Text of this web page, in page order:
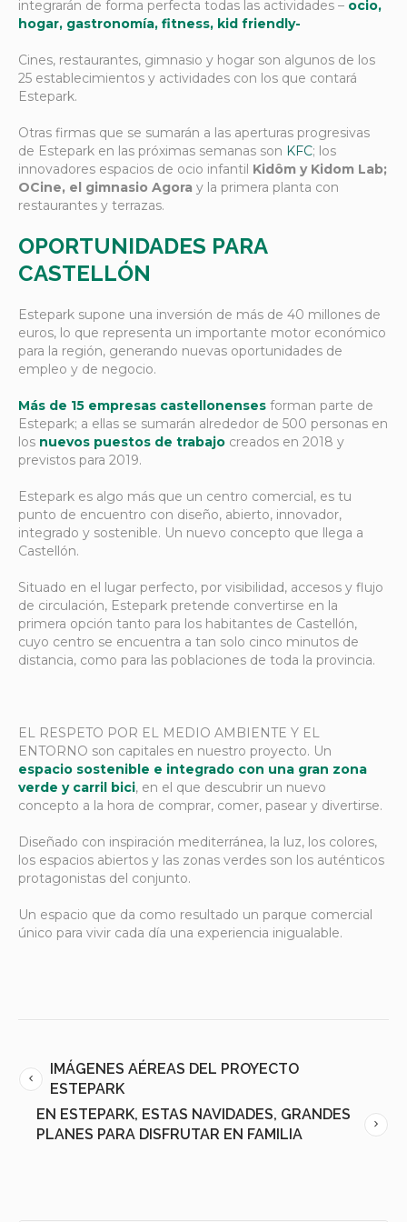
integrarán de forma perfecta todas las actividades – ocio,
hogar, gastronomía, fitness, kid friendly-
Cines, restaurantes, gimnasio y hogar son algunos de los
25 establecimientos y actividades con los que contará
Estepark.
Otras firmas que se sumarán a las aperturas progresivas
de Estepark en las próximas semanas son KFC; los
innovadores espacios de ocio infantil Kidôm y Kidom Lab;
OCine, el gimnasio Agora y la primera planta con
restaurantes y terrazas.
OPORTUNIDADES PARA
CASTELLÓN
Estepark supone una inversión de más de 40 millones de
euros, lo que representa un importante motor económico
para la región, generando nuevas oportunidades de
empleo y de negocio.
Más de 15 empresas castellonenses forman parte de
Estepark; a ellas se sumarán alrededor de 500 personas en
los nuevos puestos de trabajo creados en 2018 y
previstos para 2019.
Estepark es algo más que un centro comercial, es tu
punto de encuentro con diseño, abierto, innovador,
integrado y sostenible. Un nuevo concepto que llega a
Castellón.
Situado en el lugar perfecto, por visibilidad, accesos y flujo
de circulación, Estepark pretende convertirse en la
primera opción tanto para los habitantes de Castellón,
cuyo centro se encuentra a tan solo cinco minutos de
distancia, como para las poblaciones de toda la provincia.
EL RESPETO POR EL MEDIO AMBIENTE Y EL
ENTORNO son capitales en nuestro proyecto. Un
espacio sostenible e integrado con una gran zona
verde y carril bici, en el que descubrir un nuevo
concepto a la hora de comprar, comer, pasear y divertirse.
Diseñado con inspiración mediterránea, la luz, los colores,
los espacios abiertos y las zonas verdes son los auténticos
protagonistas del conjunto.
Un espacio que da como resultado un parque comercial
único para vivir cada día una experiencia inigualable.
IMÁGENES AÉREAS DEL PROYECTO
ESTEPARK
EN ESTEPARK, ESTAS NAVIDADES, GRANDES
PLANES PARA DISFRUTAR EN FAMILIA